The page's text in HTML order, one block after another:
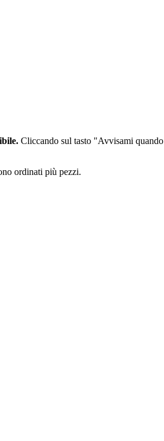
Cliccando sul tasto "Avvisami
ordinati più pezzi.